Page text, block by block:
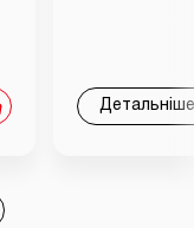
Детальніше